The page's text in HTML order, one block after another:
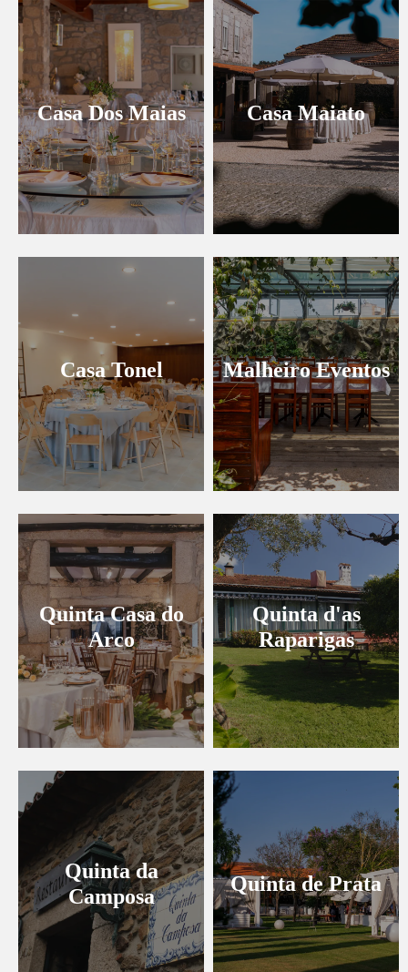
BLOG
Casa Dos Maias Casa Maiato
Casa Tonel Malheiro Eventos
Quinta Casa do
Arco
Quinta d'as
Raparigas
Quinta da
Camposa
Quinta de Prata